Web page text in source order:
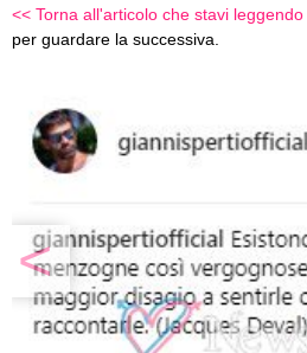
<< Torna all'articolo che stavi leggendo
per guardare la successiva.
<